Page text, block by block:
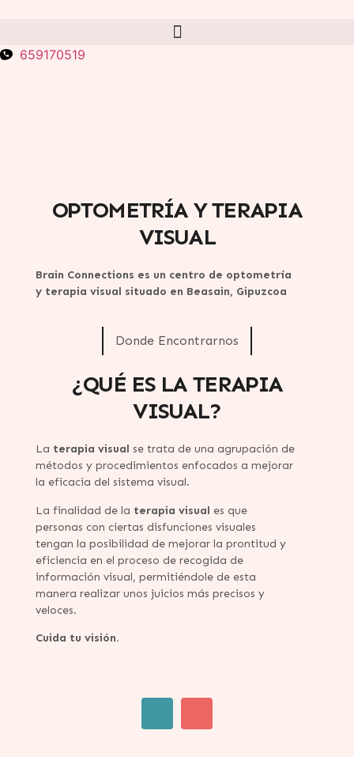
659170519
OPTOMETRÍA Y TERAPIA
VISUAL
Brain Connections es un centro de optometría
y terapia visual situado en Beasain, Gipuzcoa
Donde Encontrarnos
¿QUÉ ES LA TERAPIA
VISUAL?
La terapia visual se trata de una agrupación de
métodos y procedimientos enfocados a mejorar
la eficacia del sistema visual.
La finalidad de la terapia visual es que
personas con ciertas disfunciones visuales
tengan la posibilidad de mejorar la prontitud y
eficiencia en el proceso de recogida de
información visual, permitiéndole de esta
manera realizar unos juicios más precisos y
veloces.
Cuida tu visión.